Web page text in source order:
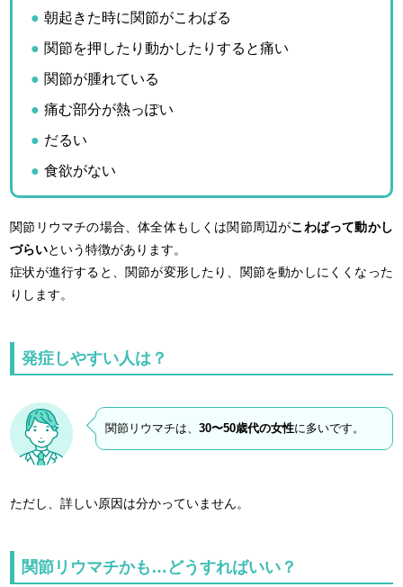
朝起きた時に関節がこわばる
関節を押したり動かしたりすると痛い
関節が腫れている
痛む部分が熱っぽい
だるい
食欲がない
関節リウマチの場合、体全体もしくは関節周辺がこわばって動かし
づらいという特徴があります。
症状が進行すると、関節が変形したり、関節を動かしにくくなった
りします。
発症しやすい人は？
関節リウマチは、30〜50歳代の女性に多いです。
ただし、詳しい原因は分かっていません。
関節リウマチかも…どうすればいい？